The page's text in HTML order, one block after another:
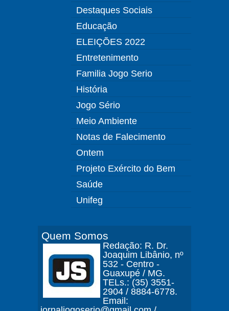
Destaques Sociais
Educação
ELEIÇÕES 2022
Entretenimento
Familia Jogo Serio
História
Jogo Sério
Meio Ambiente
Notas de Falecimento
Ontem
Projeto Exército do Bem
Saúde
Unifeg
Quem Somos
Redação: R. Dr.
Joaquim Libânio, nº
532 - Centro -
Guaxupé / MG.
TELs.: (35) 3551-
2904 / 8884-6778.
Email: